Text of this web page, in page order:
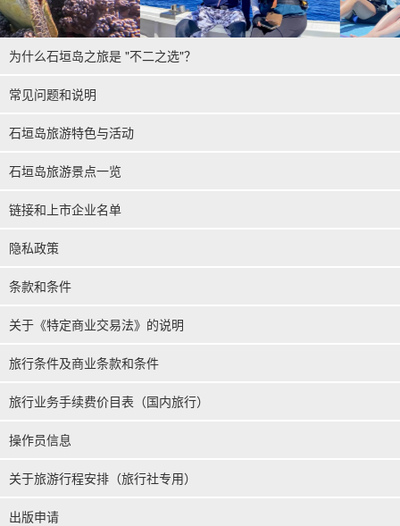
为什么石垣岛之旅是 "不二之选"？
常见问题和说明
石垣岛旅游特色与活动
石垣岛旅游景点一览
链接和上市企业名单
隐私政策
条款和条件
关于《特定商业交易法》的说明
旅行条件及商业条款和条件
旅行业务手续费价目表（国内旅行）
操作员信息
关于旅游行程安排（旅行社专用）
出版申请